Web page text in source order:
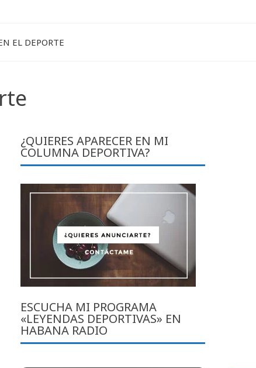
EL DEPORTE
¿QUIERES APARECER EN MI
COLUMNA DEPORTIVA?
ESCUCHA MI PROGRAMA
«LEYENDAS DEPORTIVAS» EN
HABANA RADIO